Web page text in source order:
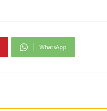
WhatsApp